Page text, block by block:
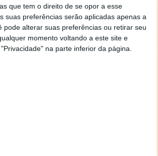
que tem o direito de se opor a esse
suas preferências serão aplicadas apenas a
pode alterar suas preferências ou retirar seu
momento voltando a este site e
na parte inferior da página.